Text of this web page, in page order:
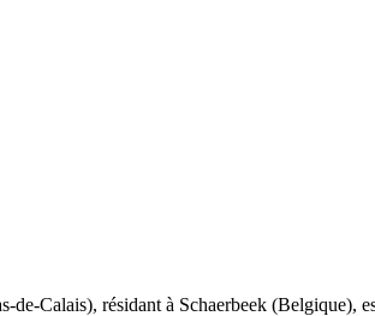
Calais), résidant à Schaerbeek (Belgique),